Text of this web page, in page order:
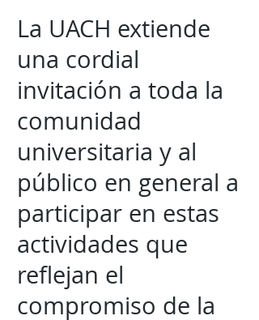
La UACH extiende
una cordial
invitación a toda la
comunidad
universitaria y al
público en general a
participar en estas
actividades que
reflejan el
compromiso de la